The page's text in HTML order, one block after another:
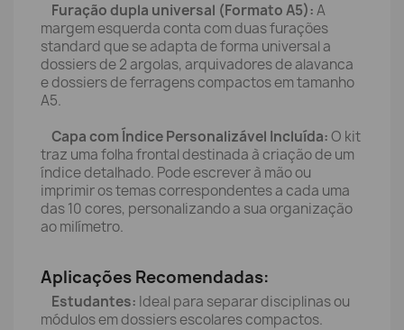
Furação dupla universal (Formato A5):A
margem esquerda conta com duas furações
standard que se adapta de forma universal a
dossiers de 2 argolas, arquivadores de alavanca
e dossiers de ferragens compactos em tamanho
A5.
Capa com Índice Personalizável Incluída:O kit
traz uma folha frontal destinada à criação de um
índice detalhado. Pode escrever à mão ou
imprimir os temas correspondentes a cada uma
das 10 cores, personalizando a sua organização
ao milímetro.
Aplicações Recomendadas:
Estudantes: Ideal para separar disciplinas ou
módulos em dossiers escolares compactos.